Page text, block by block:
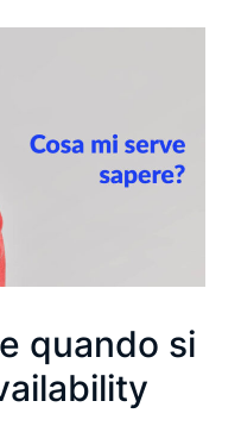
quando si